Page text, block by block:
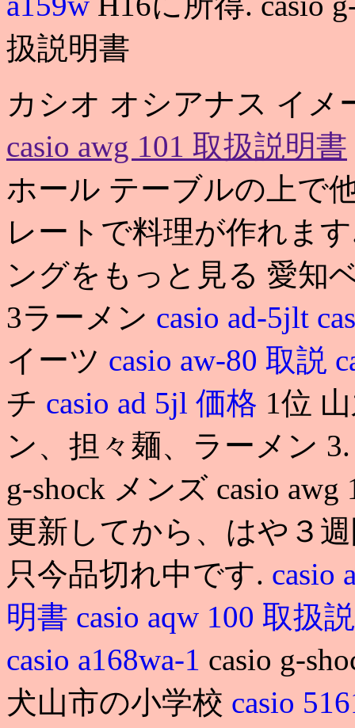
扱説明書
カシオ オシアナス イメ
casio awg 101 取扱説明書
ホール テーブルの上で
レートで料理が作れま
ングをもっと見る 愛知
3ラーメン casio ad-5jlt
イーツ casio aw-80 取説
チ casio ad 5jl 価格 1位
ン、担々麺、ラーメン 3.
g-shock メンズ casio
更新してから、はや３
只今品切れ中です. casio
明書 casio aqw 100 取扱
casio a168wa-1 casio g-
犬山市の小学校 casio